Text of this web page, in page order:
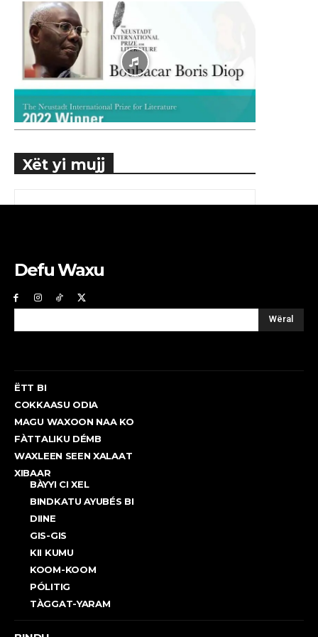
Xët yi mujj
Defu Waxu
Wëral
ËTT BI
COKKAASU ODIA
MAGU WAXOON NAA KO
FÀTTALIKU DÉMB
WAXLEEN SEEN XALAAT
XIBAAR
BÀYYI CI XEL
BINDKATU AYUBÉS BI
DIINE
GIS-GIS
KII KUMU
KOOM-KOOM
PÓLITIG
TÀGGAT-YARAM